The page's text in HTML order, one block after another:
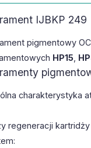
IJBKP 249
pigmentowy
HP15
charakterystyka
regeneracji